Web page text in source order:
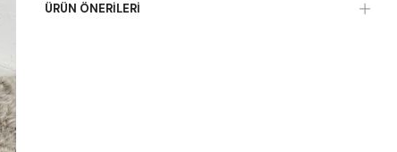
ÜRÜN ÖNERILERI